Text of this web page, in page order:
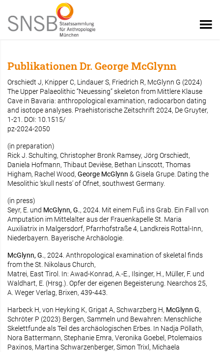
Publikationen Dr. George McGlynn
Orschiedt J, Knipper C, Lindauer S, Friedrich R, McGlynn G (2024)
The Upper Palaeolithic “Neuessing” skeleton from Mittlere Klause
Cave in Bavaria: anthropological examination, radiocarbon dating
and isotope analyses. Praehistorische Zeitschrift 2024, De Gruyter,
1-21. DOI: 10.1515/
pz-2024-2050
(in preparation)
Rick J. Schulting, Christopher Bronk Ramsey, Jörg Orschiedt,
Daniela Hofmann, Thibaut Devièse, Bethan Linscott, Thomas
Higham, Rachel Wood, George McGlynn & Gisela Grupe. Dating the
Mesolithic ‘skull nests’ of Ofnet, southwest Germany.
(in press)
Seyr, E. und McGlynn, G., 2024. Mit einem Fuß ins Grab. Ein Fall von
Amputation im Mittelalter aus der Frauenkapelle St. Maria
Auxiliatrix in Malgersdorf, Pfarrhofstraße 4, Landkreis Rottal-Inn,
Niederbayern. Bayerische Archäologie.
McGlynn, G., 2024. Anthropological examination of skeletal finds
from the St. Nikolaus Church,
Matrei, East Tirol. In: Awad-Konrad, A.-E., Ilsinger, H., Müller, F. und
Waldhart, E. (Hrsg.). Opfer der eigenen Begeisterung. Nearchos 25,
A. Weger Verlag, Brixen, 439-443.
Harbeck H, von Heyking K, Grigat A, Schwarzberg H, McGlynn G,
Schröter P (2023) Bergen, Sammeln und Bewahren: Menschliche
Skelettfunde als Teil des archäologischen Erbes. In Nadja Pöllath,
Nora Battermann, Stephanie Emra, Veronika Goebel, Ptolemaios
Paxinos, Martina Schwarzenberger, Simon Trixl, Michaela